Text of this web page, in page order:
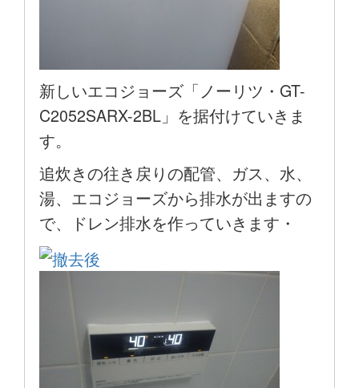
新しいエコジョーズ「ノーリツ・GT-
C2052SARX-2BL」を据付けていきま
す。
追炊きの往き戻りの配管、ガス、水、
湯、エコジョーズから排水が出ますの
で、ドレン排水を作っていきます・